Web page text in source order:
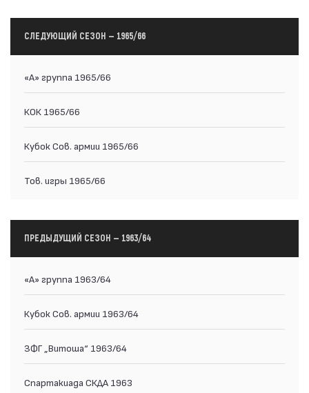
СЛЕДУЮЩИЙ СЕЗОН — 1965/66
«А» группа 1965/66
КОК 1965/66
Кубок Сов. армии 1965/66
Тов. игры 1965/66
ПРЕДЫДУЩИЙ СЕЗОН — 1963/64
«А» группа 1963/64
Кубок Сов. армии 1963/64
ЗФГ „Витоша“ 1963/64
Спартакиада СКДА 1963